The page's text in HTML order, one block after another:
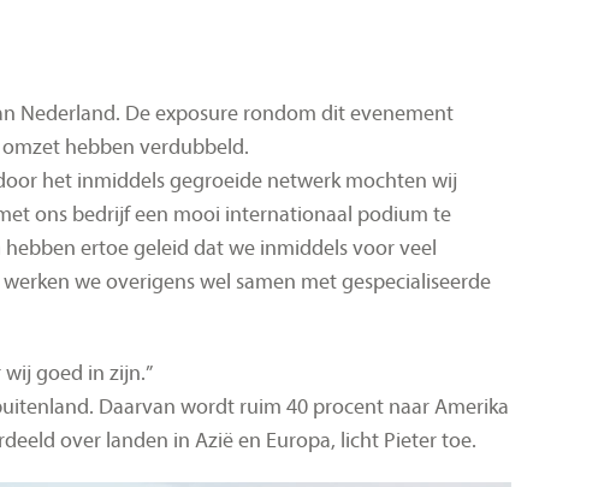
Nederland. De exposure rondom dit evenement
hebben verdubbeld.
het inmiddels gegroeide netwerk mochten wij
ons bedrijf een mooi internationaal podium te
ertoe geleid dat we inmiddels voor veel
we overigens wel samen met gespecialiseerde
goed in zijn.”
Daarvan wordt ruim 40 procent naar Amerika
over landen in Azië en Europa, licht Pieter toe.